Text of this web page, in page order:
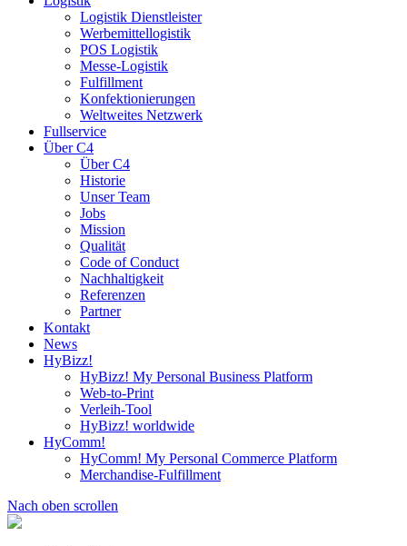
Logistik Dienstleister
Werbemittellogistik
POS Logistik
Messe-Logistik
Fulfillment
Konfektionierungen
Weltweites Netzwerk
Fullservice
Über C4
Über C4
Historie
Unser Team
Jobs
Mission
Qualität
Code of Conduct
Nachhaltigkeit
Referenzen
Partner
Kontakt
News
HyBizz!
HyBizz! My Personal Business Platform
Web-to-Print
Verleih-Tool
HyBizz! worldwide
HyComm!
HyComm! My Personal Commerce Platform
Merchandise-Fulfillment
Nach oben scrollen